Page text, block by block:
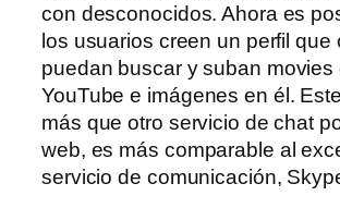
con desconocidos. Ahora es
los usuarios creen un perfil que
puedan buscar y suban movies
YouTube e imágenes en él.
más que otro servicio de chat
web, es más comparable al
servicio de comunicación,